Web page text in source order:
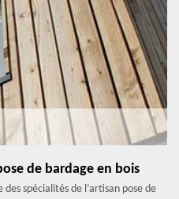
de bardage en bois
spécialités de l’artisan pose de